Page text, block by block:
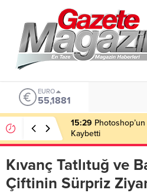
ALTIN
6.660,55
15:26 Koronavirüste
Olmalı Mı?
Kıvanç Tatlıtuğ ve
Çiftinin Sürpriz